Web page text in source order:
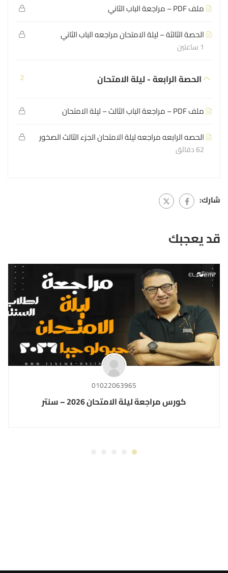
ملف PDF – مراجعة الباب الثاني
الحصة الثالثة – ليلة الامتحان مراجعه الباب الثاني
1 ساعتين
الحصة الرابعة - ليلة الامتحان 2
ملف PDF – مراجعة الباب الثالث – ليلة الامتحان
الحصه الرابعه مراجعه ليلة الامتحان الجزء الثالث الصخور
62 دقائق
شارك:
قد يعجبك
01022063965
كورس مراجعة ليلة الامتحان 2026 – سنتر